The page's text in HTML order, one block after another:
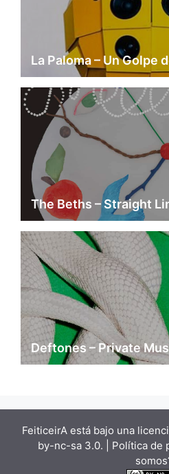
La Paloma – Un Golpe
The Beths – Straight
Deftones – Private
FeiticeirA está bajo una
by-nc-sa 3.0. | Política de